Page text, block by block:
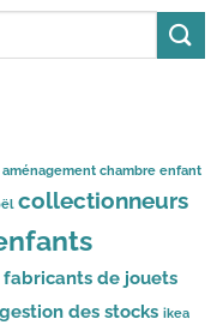
aménagement chambre enfant
collectionneurs
fabricants de jouets
gestion des stocks ikea